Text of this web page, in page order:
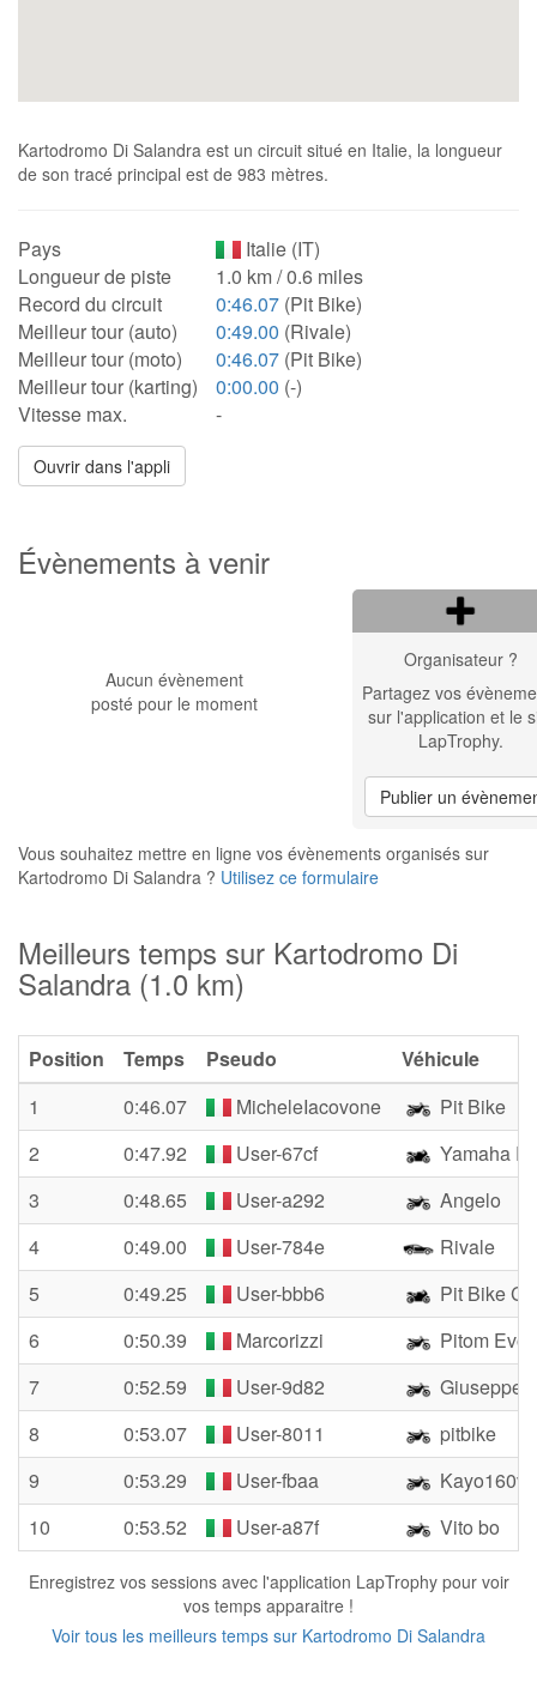
Kartodromo Di Salandra est un circuit situé en Italie, la longueur
de son tracé principal est de 983 mètres.
Pays
Italie (IT)
Longueur de piste
1.0 km / 0.6 miles
Record du circuit
0:46.07 (Pit Bike)
Meilleur tour (auto)
0:49.00 (Rivale)
Meilleur tour (moto)
0:46.07 (Pit Bike)
Meilleur tour (karting)
0:00.00 (-)
Vitesse max.
-
Ouvrir dans l'appli
Évènements à venir
Aucun évènement
posté pour le moment
Organisateur ?
Partagez vos
sur l'application et le
LapTrophy.
Publier un
Vous souhaitez mettre en ligne vos évènements organisés sur
Kartodromo Di Salandra ? Utilisez ce formulaire
Meilleurs temps sur Kartodromo Di
Salandra (1.0 km)
Position Temps Pseudo
Véhicule
1
0:46.07 MicheleIacovone
Pit Bike
2
0:47.92 User-67cf
Yamaha
3
0:48.65 User-a292
Angelo
4
0:49.00 User-784e
Rivale
5
0:49.25 User-bbb6
Pit Bike
6
0:50.39 Marcorizzi
Pitom Evo
7
0:52.59 User-9d82
Giuseppe
8
0:53.07 User-8011
pitbike
9
0:53.29 User-fbaa
10
0:53.52 User-a87f Vito bo
Enregistrez vos sessions avec l'application LapTrophy pour voir
vos temps apparaitre !
Voir tous les meilleurs temps sur Kartodromo Di Salandra